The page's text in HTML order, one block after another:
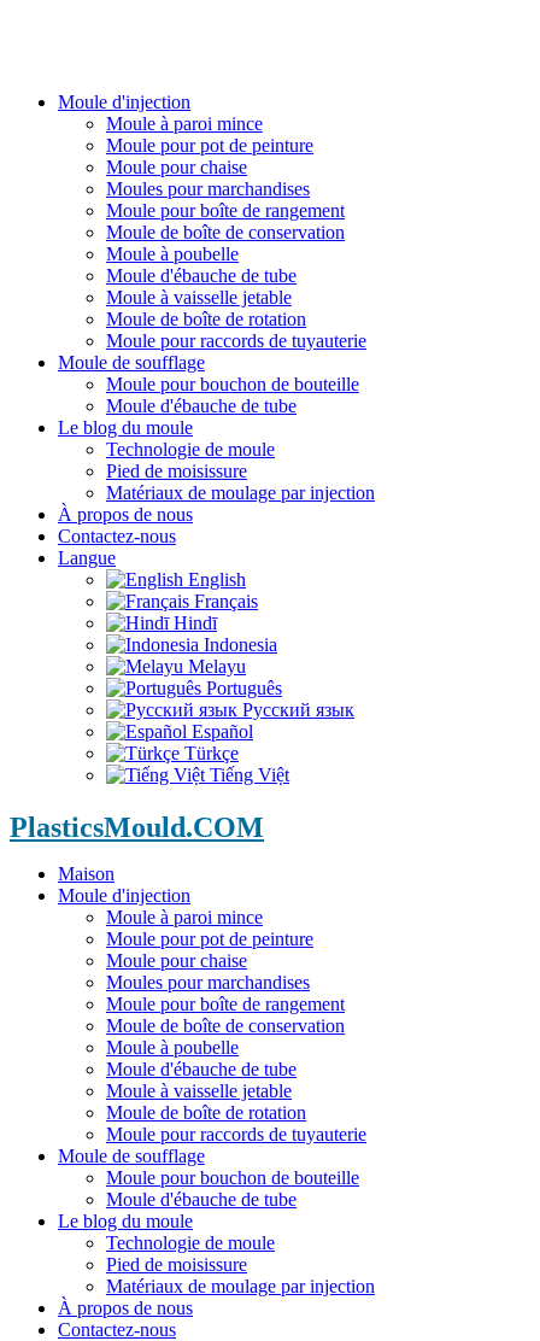
Moule d'injection
Moule à paroi mince
Moule pour pot de peinture
Moule pour chaise
Moules pour marchandises
Moule pour boîte de rangement
Moule de boîte de conservation
Moule à poubelle
Moule d'ébauche de tube
Moule à vaisselle jetable
Moule de boîte de rotation
Moule pour raccords de tuyauterie
Moule de soufflage
Moule pour bouchon de bouteille
Moule d'ébauche de tube
Le blog du moule
Technologie de moule
Pied de moisissure
Matériaux de moulage par injection
À propos de nous
Contactez-nous
Langue
English
Français
Hindī
Indonesia
Melayu
Português
Русский язык
Español
Türkçe
Tiếng Việt
PlasticsMould.COM
Maison
Moule d'injection
Moule à paroi mince
Moule pour pot de peinture
Moule pour chaise
Moules pour marchandises
Moule pour boîte de rangement
Moule de boîte de conservation
Moule à poubelle
Moule d'ébauche de tube
Moule à vaisselle jetable
Moule de boîte de rotation
Moule pour raccords de tuyauterie
Moule de soufflage
Moule pour bouchon de bouteille
Moule d'ébauche de tube
Le blog du moule
Technologie de moule
Pied de moisissure
Matériaux de moulage par injection
À propos de nous
Contactez-nous